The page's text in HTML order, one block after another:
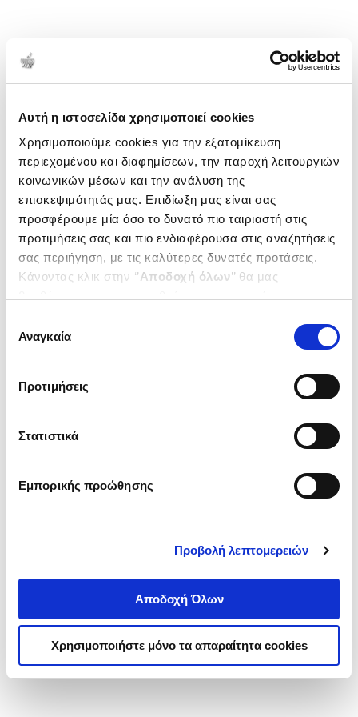
Αυτή η ιστοσελίδα χρησιμοποιεί cookies
Χρησιμοποιούμε cookies για την εξατομίκευση
περιεχομένου και διαφημίσεων, την παροχή λειτουργιών
κοινωνικών μέσων και την ανάλυση της
επισκεψιμότητάς μας. Επιδίωξη μας είναι σας
προσφέρουμε μία όσο το δυνατό πιο ταιριαστή στις
προτιμήσεις σας και πιο ενδιαφέρουσα στις αναζητήσεις
σας περιήγηση, με τις καλύτερες δυνατές προτάσεις.
Κάνοντας κλικ στην ‘’Αποδοχή όλων’’ θα μας
ενδιαφέρουν και να επιλέξετε από τα παρακάτω με την
΄΄και να ενημερωθείτε σχετικά με
συγκατάθεσης
Αναγκαία
Προτιμήσεις
Στατιστικά
Εμπορικής προώθησης
Προβολή λεπτομερειών
Αποδοχή Όλων
Χρησιμοποιήστε μόνο τα απαραίτητα cookies